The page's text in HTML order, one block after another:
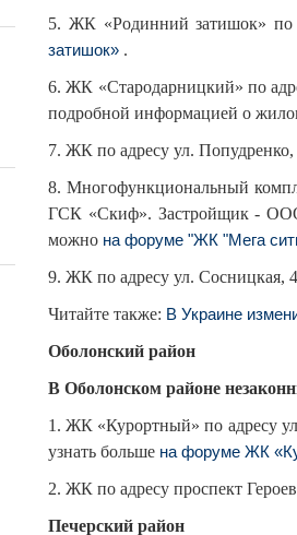
5. ЖК «Родинний затишок» по
затишок» .
6. ЖК «Стародарницкий» по
подробной информацией о
7. ЖК по адресу ул.
8. Многофункциональный
ГСК «Скиф». Застройщик - ООО
можно на форуме "ЖК "Мега
9. ЖК по адресу ул. Сосницкая,
Читайте также: В Украине
Оболонский район
В Оболонском районе
1. ЖК «Курортный» по адресу
узнать больше на форуме ЖК
2. ЖК по адресу проспект
Печерский район